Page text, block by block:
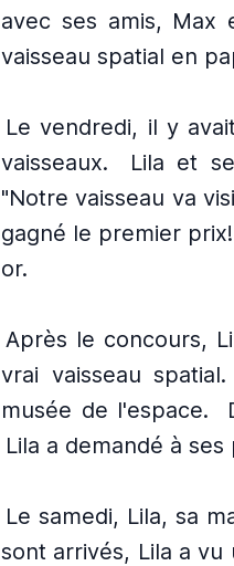
avec ses amis, Max
vaisseau spatial en
Le vendredi, il y
vaisseaux.
Lila et
"Notre vaisseau va
gagné le premier
or.
Après le concours,
vrai vaisseau spatial.
musée de l'espace.
Lila a demandé à
Le samedi, Lila, sa
sont arrivés, Lila a vu